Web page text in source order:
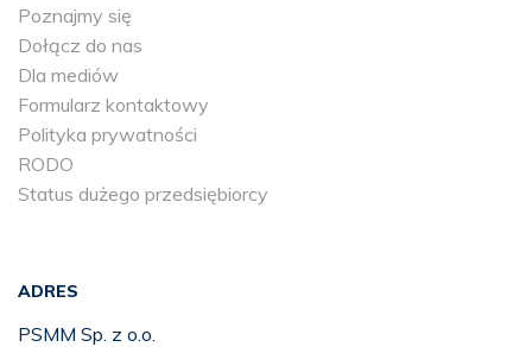
Poznajmy się
Dołącz do nas
Dla mediów
Formularz kontaktowy
Polityka prywatności
RODO
Status dużego przedsiębiorcy
ADRES
PSMM Sp. z o.o.